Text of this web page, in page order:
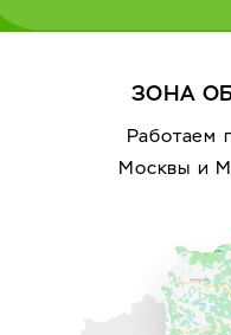
ЗОНА
Работаем
Москвы и